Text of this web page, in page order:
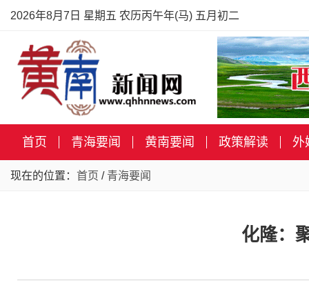
2026年8月7日 星期五 农历丙午年(马) 五月初二
首页 青海要闻 黄南要闻 政策解读 外
现在的位置： 首页 / 青海要闻
化隆：